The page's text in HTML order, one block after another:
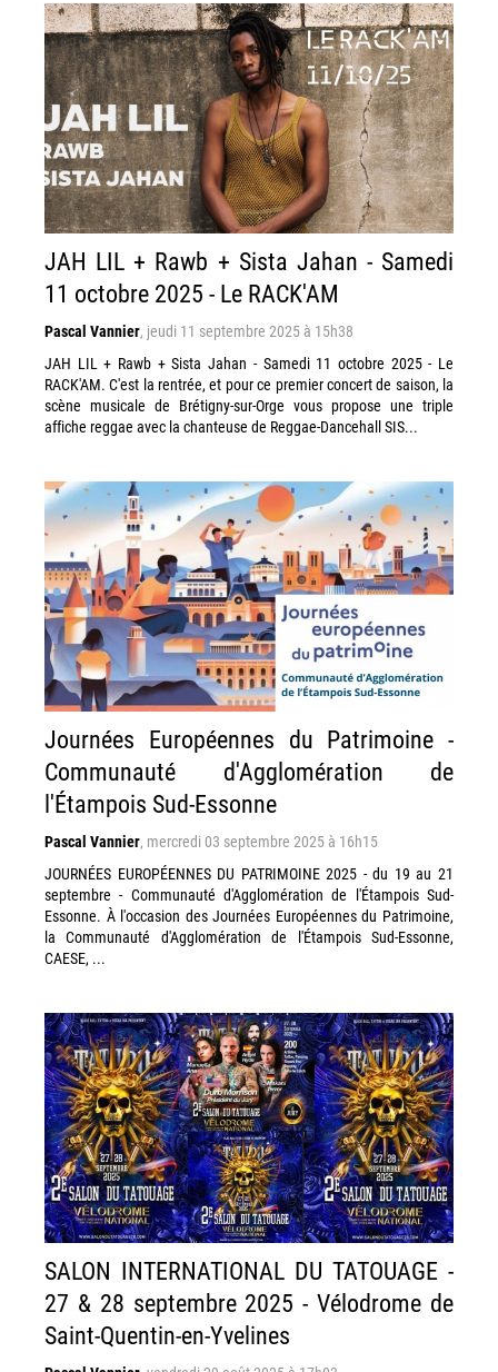
JAH LIL + Rawb + Sista Jahan - Samedi
11 octobre 2025 - Le RACK'AM
Pascal Vannier, jeudi 11 septembre 2025 à 15h38
JAH LIL + Rawb + Sista Jahan - Samedi 11 octobre 2025 - Le
RACK'AM. C'est la rentrée, et pour ce premier concert de saison, la
scène musicale de Brétigny-sur-Orge vous propose une triple
affiche reggae avec la chanteuse de Reggae-Dancehall SIS...
Journées Européennes du Patrimoine -
Communauté d'Agglomération de
l'Étampois Sud-Essonne
Pascal Vannier, mercredi 03 septembre 2025 à 16h15
JOURNÉES EUROPÉENNES DU PATRIMOINE 2025 - du 19 au 21
septembre - Communauté d'Agglomération de l'Étampois Sud-
Essonne. À l'occasion des Journées Européennes du Patrimoine,
la Communauté d'Agglomération de l'Étampois Sud-Essonne,
CAESE, ...
SALON INTERNATIONAL DU TATOUAGE -
27 & 28 septembre 2025 - Vélodrome de
Saint-Quentin-en-Yvelines